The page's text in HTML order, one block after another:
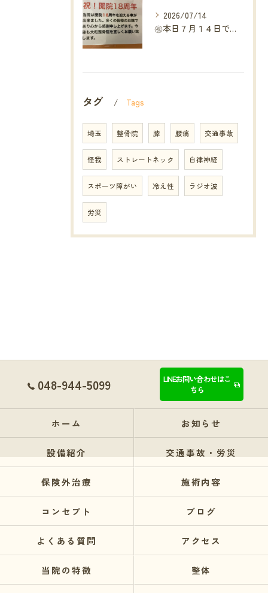
2026/07/14
㊗️本日７月１４日で当院は開院１８周年となりました🎉
タグ Tags
埼玉 整骨院 膝 腰痛 交通事故
怪我 ストレートネック 自律神経
スポーツ障がい 冷え性 ラジオ波
労災
048-944-5099
LINEお問い合わせはこ
ちら
ホーム お知らせ
設備紹介 交通事故・労災
保険外治療 施術内容
コンセプト ブログ
よくある質問 アクセス
当院の特徴 整体